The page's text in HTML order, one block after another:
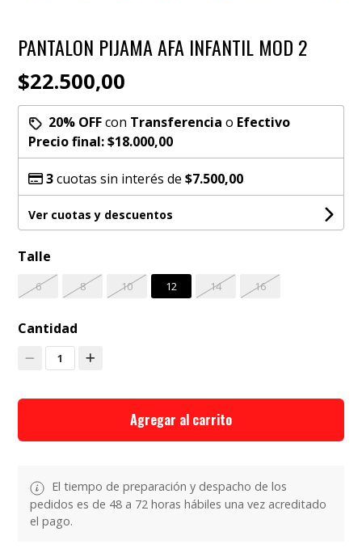
PANTALON PIJAMA AFA INFANTIL MOD 2
$22.500,00
20% OFFcon Transferencia o Efectivo
Precio final:$18.000,00
3cuotas sin interés de$7.500,00
Ver cuotas y descuentos
Talle
6 8 10 12 14 16
Cantidad
1
Agregar al carrito
El tiempo de preparación y despacho de los
pedidos es de 48 a 72 horas hábiles una vez acreditado
el pago.